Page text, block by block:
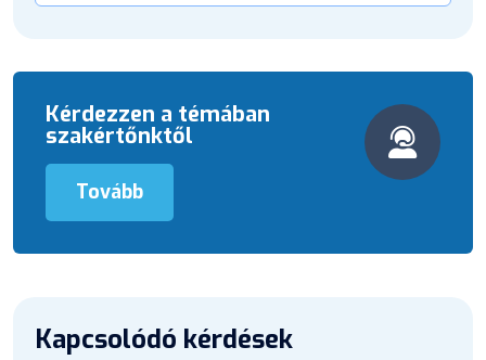
Kérdezzen a témában
szakértőnktől
Tovább
Kapcsolódó kérdések